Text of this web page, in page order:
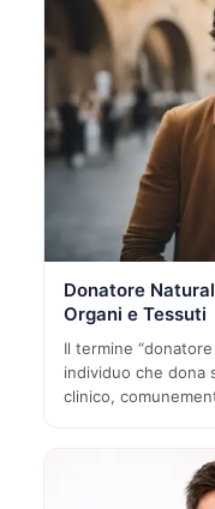
Donatore
Organi e Tessuti
Il termine
individuo che dona
clinico,